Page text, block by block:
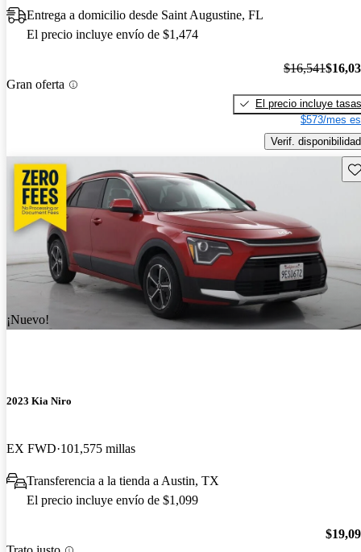
Entrega a domicilio desde Saint Augustine, FL
El precio incluye envío de $1,474
Gran oferta
$16,541
El precio incluye tasas
$573/mes
Verif. disponibilidad
¡Nuevo!
2023 Kia Niro
EX FWD 101,575 millas
Transferencia a la tienda a Austin, TX
El precio incluye envío de $1,099